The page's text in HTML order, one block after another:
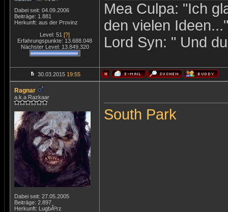
Dabei seit: 04.09.2006
Beiträge: 1.881
Herkunft: aus der Provinz
Level: 51 [?]
Erfahrungspunkte: 13.688.048
Nächster Level: 13.849.320
Mea Culpa: "Ich
den vielen Ideen..."
Lord Syn: " Und
30.03.2015 19:55
Ragnar
a.k.a Razkaar
Dabei seit: 27.05.2005
Beiträge: 2.897
Herkunft: LugbÃºrz
South Park